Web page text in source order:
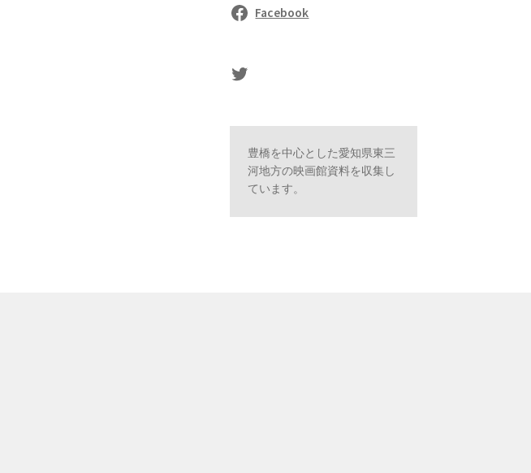
Facebook
sasaki's Twitter
豊橋を中心とした愛知県東三
河地方の映画館資料を収集し
ています。